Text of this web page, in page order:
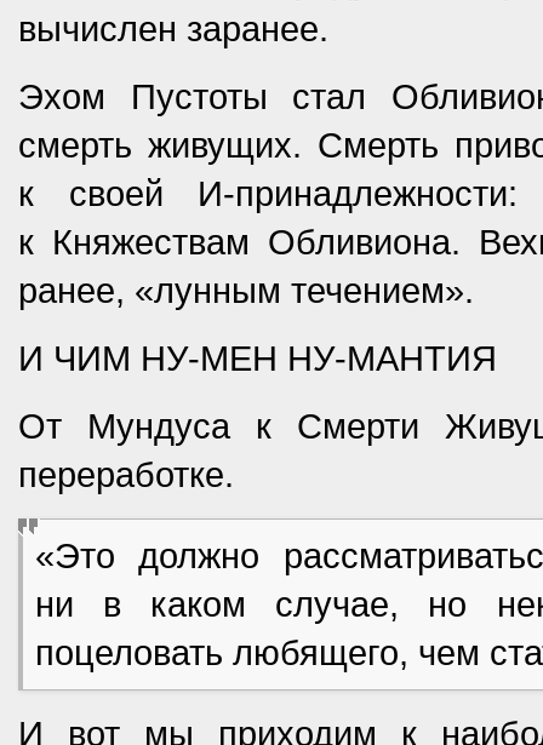
вычислен заранее.
Эхом Пустоты стал
смерть живущих. Смерть
к своей И-
к Княжествам Обливиона.
ранее, «лунным течением».
И ЧИМ НУ-МЕН НУ-МАНТИЯ
От Мундуса к Смерти
переработке.
«Это должно
ни в каком случае, но
поцеловать любящего, чем
И вот мы приходим к